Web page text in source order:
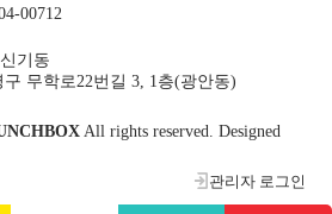
00712
기동
무학로22번길 3, 1층(광안동)
All rights reserved. Designed
관리자 로그인